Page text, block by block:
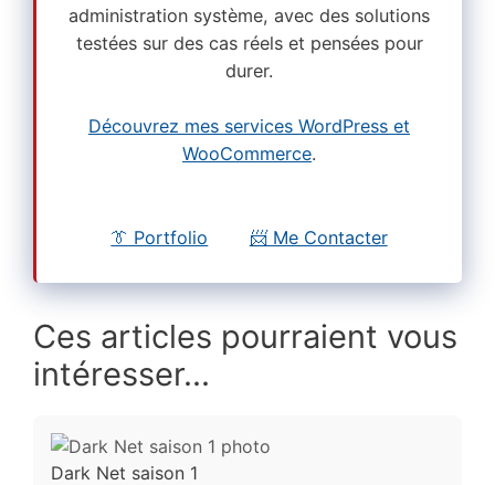
administration système, avec des solutions
testées sur des cas réels et pensées pour
durer.
Découvrez mes services WordPress et
WooCommerce.
👔 Portfolio 📨 Me Contacter
Ces articles pourraient vous
intéresser...
Dark Net saison 1